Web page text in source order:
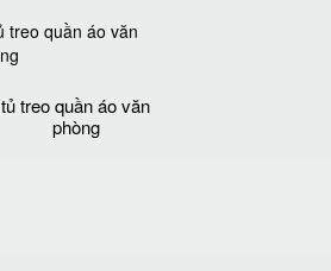
tủ treo quần áo văn
phòng